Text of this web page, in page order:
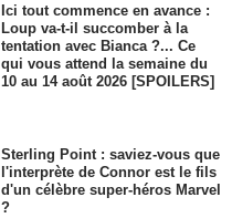
Ici tout commence en avance :
Loup va-t-il succomber à la
tentation avec Bianca ?... Ce
qui vous attend la semaine du
10 au 14 août 2026 [SPOILERS]
Sterling Point : saviez-vous que
l'interprète de Connor est le fils
d'un célèbre super-héros Marvel
?